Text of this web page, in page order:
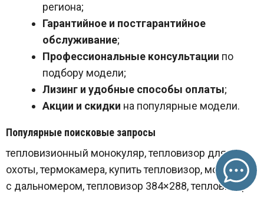
региона;
Гарантийное и постгарантийное
обслуживание;
Профессиональные консультации по
подбору модели;
Лизинг и удобные способы оплаты;
Акции и скидки на популярные модели.
Популярные поисковые запросы
тепловизионный монокуляр, тепловизор для
охоты, термокамера, купить тепловизор, монокуляр
с дальномером, тепловизор 384×288, тепловизор